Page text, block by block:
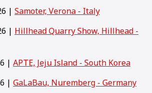
| Samoter, Verona - Italy
| Hillhead Quarry Show, Hillhead -
| APTE, Jeju Island - South Korea
| GaLaBau, Nuremberg - Germany